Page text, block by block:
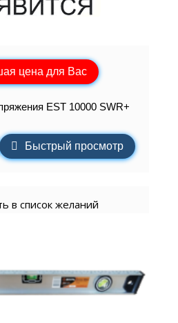
цена для Вас
EST 10000 SWR+
Быстрый просмотр
в список желаний